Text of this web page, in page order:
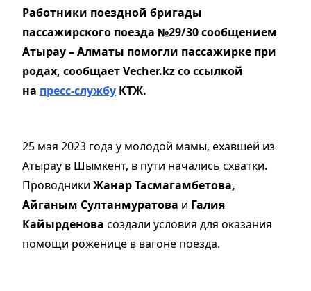
Работники поездной бригады
пассажирского поезда №29/30 сообщением
Атырау – Алматы помогли пассажирке при
родах, сообщает Vecher.kz со ссылкой
на пресс-службу КТЖ.
25 мая 2023 года у молодой мамы, ехавшей из
Атырау в Шымкент, в пути начались схватки.
Проводники Жанар Тасмагамбетова,
Айганым Султанмуратова и Галия
Кайырденова создали условия для оказания
помощи роженице в вагоне поезда.